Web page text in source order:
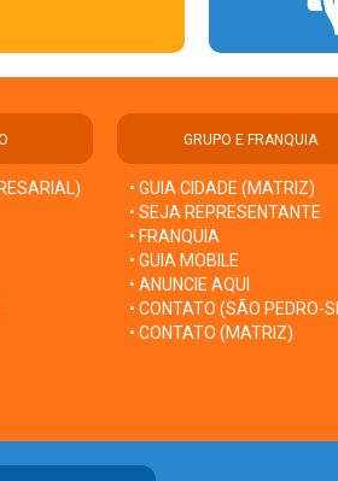
GRUPO E FRANQUIA
• GUIA CIDADE (MATRIZ)
• SEJA REPRESENTANTE
• FRANQUIA
• GUIA MOBILE
• ANUNCIE AQUI
• CONTATO (SÃO PEDRO-
• CONTATO (MATRIZ)